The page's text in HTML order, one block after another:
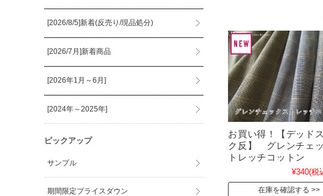
お買い得！【デッド
ク反】 グレンチェ
トレッチコットン
¥340(税
在庫を確認する
[2026/8/5]新着(反売り/現品処分)
[2026/7月]新着商品
[2026年1月～6月]
[2024年～2025年]
ピックアップ
サンプル
期間限定プライスダウン